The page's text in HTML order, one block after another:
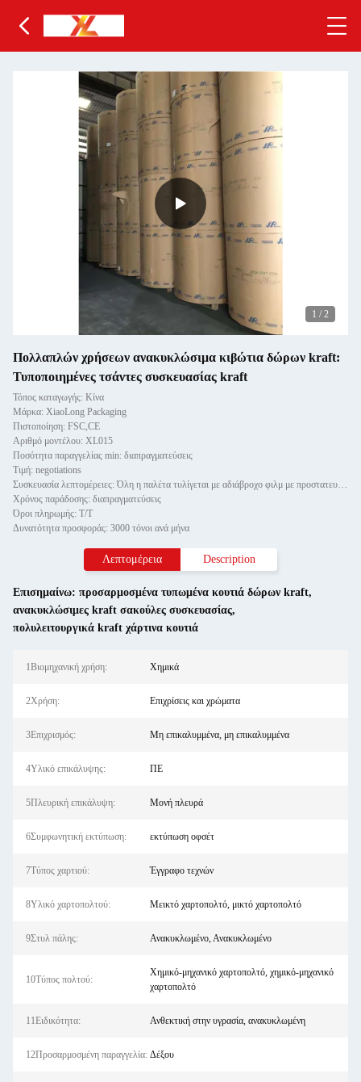
1 / 2
Πολλαπλών χρήσεων ανακυκλώσιμα κιβώτια δώρων kraft:
Τυποποιημένες τσάντες συσκευασίας kraft
Τόπος καταγωγής: Κίνα
Μάρκα: XiaoLong Packaging
Πιστοποίηση: FSC,CE
Αριθμό μοντέλου: XL015
Ποσότητα παραγγελίας min: διαπραγματεύσεις
Τιμή: negotiations
Συσκευασία λεπτομέρειες: Όλη η παλέτα τυλίγεται με αδιάβροχο φιλμ με προστατευτικό χαρτί και στερεώνεται με δύο τεμαχίδια καλ
Χρόνος παράδοσης: διαπραγματεύσεις
Όροι πληρωμής: Τ/Τ
Δυνατότητα προσφοράς: 3000 τόνοι ανά μήνα
Λεπτομέρεια Description
Επισημαίνω: προσαρμοσμένα τυπωμένα κουτιά δώρων kraft,
ανακυκλώσιμες kraft σακούλες συσκευασίας,
πολυλειτουργικά kraft χάρτινα κουτιά
1Βιομηχανική χρήση: Χημικά
2Χρήση: Επιχρίσεις και χρώματα
3Επιχρισμός: Μη επικαλυμμένα, μη επικαλυμμένα
4Υλικό επικάλυψης: ΠΕ
5Πλευρική επικάλυψη: Μονή πλευρά
6Συμφωνητική εκτύπωση: εκτύπωση οφσέτ
7Τύπος χαρτιού: Έγγραφο τεχνών
8Υλικό χαρτοπολτού: Μεικτό χαρτοπολτό, μικτό χαρτοπολτό
9Στυλ πάλης: Ανακυκλωμένο, Ανακυκλωμένο
10Τύπος πολτού:
Χημικό-μηχανικό χαρτοπολτό, χημικό-μηχανικό
χαρτοπολτό
11Ειδικότητα: Ανθεκτική στην υγρασία, ανακυκλωμένη
12Προσαρμοσμένη παραγγελία: Δέξου